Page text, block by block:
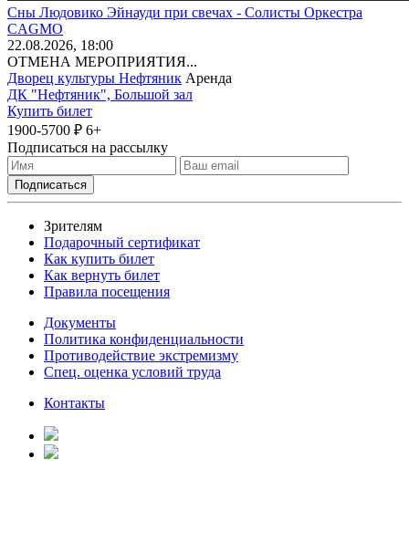
Сны Людовико Эйнауди при свечах - Солисты Оркестра
CAGMO
22.08.2026, 18:00
ОТМЕНА МЕРОПРИЯТИЯ...
Дворец культуры Нефтяник Аренда
ДК "Нефтяник", Большой зал
Купить билет
1900-5700 ₽ 6+
Подписаться на рассылку
Зрителям
Подарочный сертификат
Как купить билет
Как вернуть билет
Правила посещения
Документы
Политика конфиденциальности
Противодействие экстремизму
Спец. оценка условий труда
Контакты